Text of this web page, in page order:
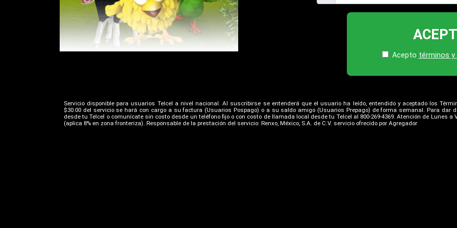
Acepto términos y
Servicio disponible para usuarios Telcel a nivel nacional. Al suscribirse se entenderá que el usuario ha leído, entendido y aceptado los
$30.00 del servicio se hará con cargo a su factura (Usuarios Pospago) o a su saldo amigo (Usuarios Prepago) de forma semanal. Para dar
desde tu Telcel o comunícate sin costo desde un teléfono fijo o con costo de llamada local desde tu Telcel al 800-269-4369. Atención de Lunes a
(aplica 8% en zona fronteriza). Responsable de la prestación del servicio: Renxo, México, S.A. de C.V. servicio ofrecido por Agregador